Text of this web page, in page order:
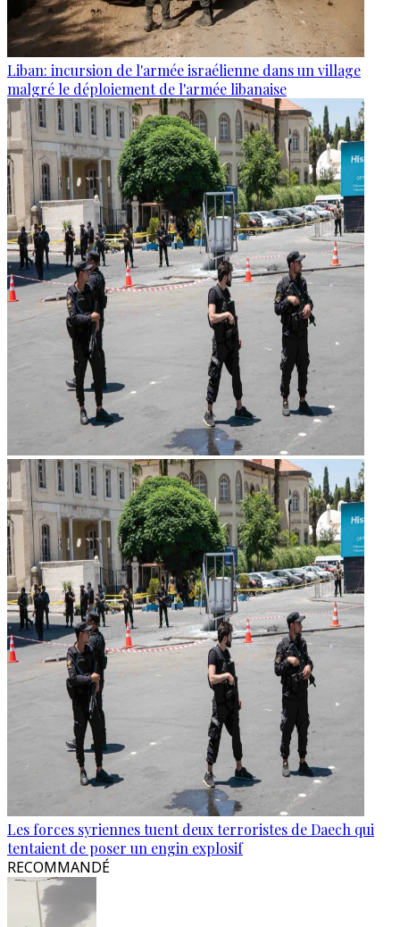
Liban: incursion de l'armée israélienne dans un village
malgré le déploiement de l'armée libanaise
Les forces syriennes tuent deux terroristes de Daech qui
tentaient de poser un engin explosif
RECOMMANDÉ